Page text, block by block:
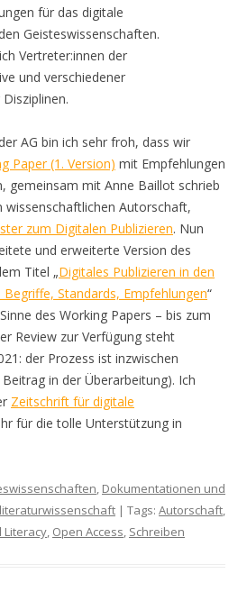
für das digitale
Geisteswissenschaften.
Vertreter:innen der
und verschiedener
AG bin ich sehr froh, dass wir
Paper (1. Version) mit Empfehlungen
gemeinsam mit Anne Baillot schrieb
wissenschaftlichen Autorschaft,
zum Digitalen Publizieren. Nun
und erweiterte Version des
Titel „Digitales Publizieren in den
Standards, Empfehlungen“
des Working Papers – bis zum
Review zur Verfügung steht
der Prozess ist inzwischen
in der Überarbeitung). Ich
Zeitschrift für digitale
für die tolle Unterstützung in
, Dokumentationen und
| Tags: Autorschaft,
Literacy, Open Access, Schreiben